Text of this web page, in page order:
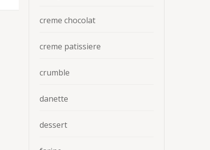
creme chocolat
creme patissiere
crumble
danette
dessert